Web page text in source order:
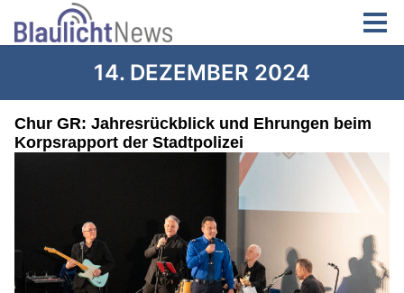
14. DEZEMBER 2024
Chur GR: Jahresrückblick und Ehrungen beim
Korpsrapport der Stadtpolizei